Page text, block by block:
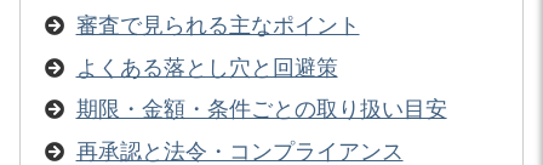
審査で見られる主なポイント
よくある落とし穴と回避策
期限・金額・条件ごとの取り扱い目安
再承認と法令・コンプライアンス